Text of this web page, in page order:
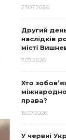
23.07.2026
Другий
наслідків
місті
7.07.2026
Хто
права?
15.07.2026
У червні